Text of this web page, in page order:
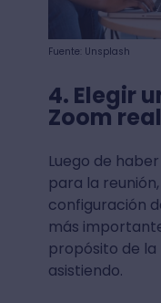
Fuente: Unsplash
4. Elegir
Zoom
Luego de
para la
configuración
más
propósito de la
asistiendo.